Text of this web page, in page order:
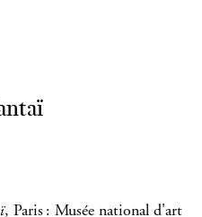
, Paris : Musée national d'art